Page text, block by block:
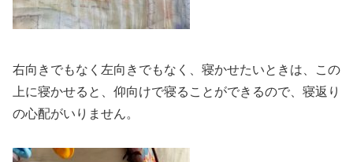
右向きでもなく左向きでもなく、寝かせたいときは、この
上に寝かせると、仰向けで寝ることができるので、寝返り
の心配がいりません。